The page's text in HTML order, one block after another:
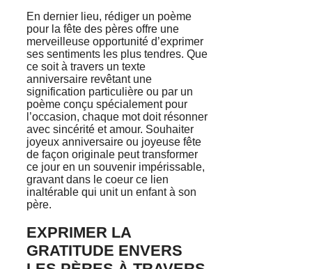
En dernier lieu, rédiger un poème
pour la fête des pères offre une
merveilleuse opportunité d’exprimer
ses sentiments les plus tendres. Que
ce soit à travers un texte
anniversaire revêtant une
signification particulière ou par un
poème conçu spécialement pour
l’occasion, chaque mot doit résonner
avec sincérité et amour. Souhaiter
joyeux anniversaire ou joyeuse fête
de façon originale peut transformer
ce jour en un souvenir impérissable,
gravant dans le coeur ce lien
inaltérable qui unit un enfant à son
père.
EXPRIMER LA
GRATITUDE ENVERS